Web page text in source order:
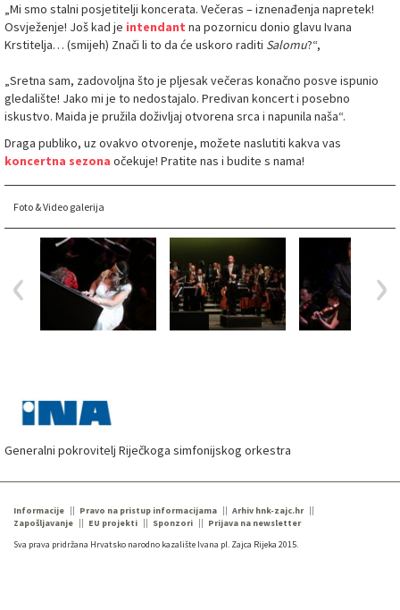
„Mi smo stalni posjetitelji koncerata. Večeras – iznenađenja napretek!
Osvježenje! Još kad je intendant na pozornicu donio glavu Ivana
Krstitelja… (smijeh) Znači li to da će uskoro raditi Salomu?“,
„Sretna sam, zadovoljna što je pljesak večeras konačno posve ispunio
gledalište! Jako mi je to nedostajalo. Predivan koncert i posebno
iskustvo. Maida je pružila doživljaj otvorena srca i napunila naša“.
Draga publiko, uz ovakvo otvorenje, možete naslutiti kakva vas
koncertna sezona očekuje! Pratite nas i budite s nama!
Foto & Video galerija
Generalni pokrovitelj Riječkoga simfonijskog orkestra
Informacije Pravo na pristup informacijama
Arhiv hnk-zajc.hr
Zapošljavanje
EU projekti Sponzori
Prijava na newsletter
Sva prava pridržana Hrvatsko narodno kazalište Ivana pl. Zajca Rijeka 2015.